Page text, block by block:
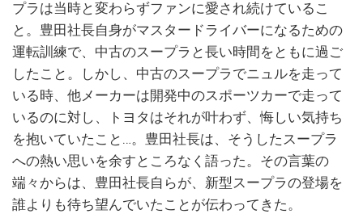
プラは当時と変わらずファンに愛され続けているこ
と。豊田社長自身がマスタードライバーになるための
運転訓練で、中古のスープラと長い時間をともに過ご
したこと。しかし、中古のスープラでニュルを走って
いる時、他メーカーは開発中のスポーツカーで走って
いるのに対し、トヨタはそれが叶わず、悔しい気持ち
を抱いていたこと…。豊田社長は、そうしたスープラ
への熱い思いを余すところなく語った。その言葉の
端々からは、豊田社長自らが、新型スープラの登場を
誰よりも待ち望んでいたことが伝わってきた。